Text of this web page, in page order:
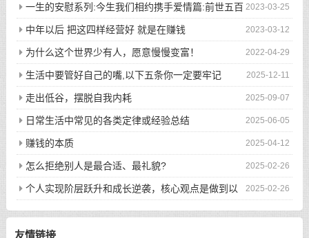
2023-03-25
一生的安慰系列:今生我们相约携手爱情篇:前世五百
次的回眸才换来今生的相遇
2023-03-12
中年以后 把这四样经营好 就是在赚钱
2022-04-29
为什么这个世界少有人，愿意慢慢变富！
2025-12-11
生活中要管好自己的嘴,以下五条你一定要牢记
2025-09-07
走出低谷，摆脱自我内耗
2025-06-05
日常生活中常见的各类定律或经验总结
2025-04-12
赚钱的本质
2025-02-26
怎么拒绝别人是最合适、最礼貌?
2025-02-26
个人实现阶层跃升和成长逆袭，核心观点是做到以
下八件事
友情链接